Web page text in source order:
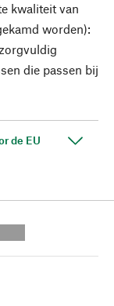
kwaliteit van
worden):
die passen bij
de EU